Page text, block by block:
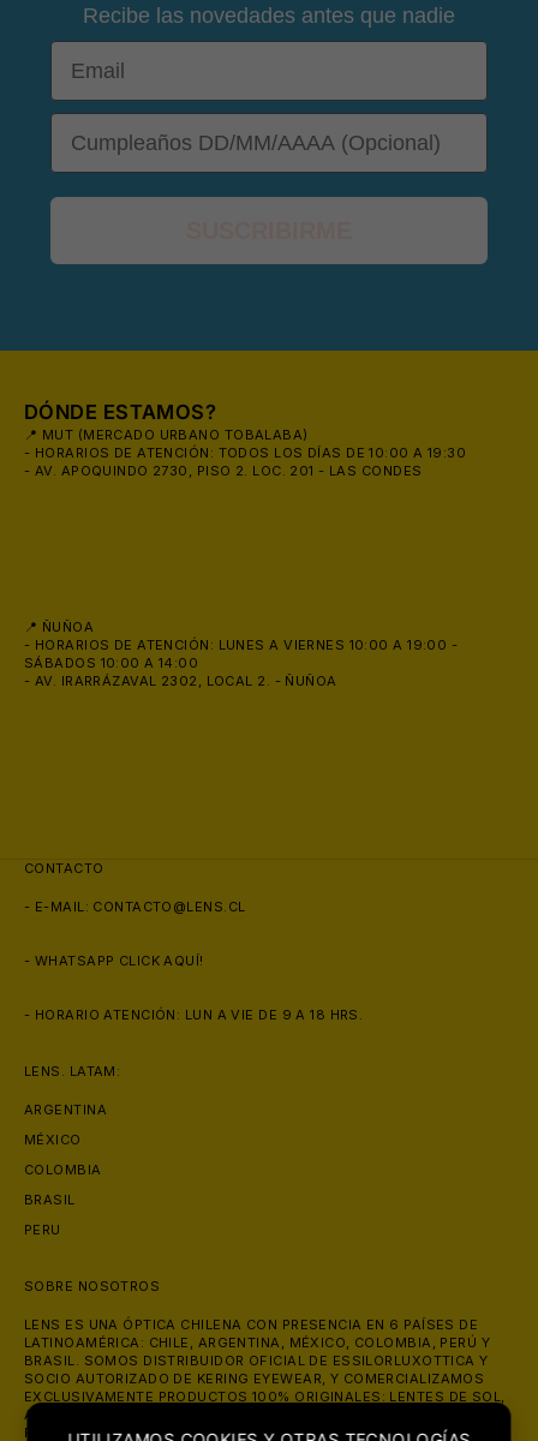
Recibe las novedades antes que nadie
Email
DOB
DÓNDE ESTAMOS?
📍 MUT (MERCADO URBANO TOBALABA)
- HORARIOS DE ATENCIÓN: TODOS LOS DÍAS DE 10:00 A 19:30
- AV. APOQUINDO 2730, PISO 2. LOC. 201 - LAS CONDES
📍 ÑUÑOA
- HORARIOS DE ATENCIÓN: LUNES A VIERNES 10:00 A 19:00 -
SÁBADOS 10:00 A 14:00
- AV. IRARRÁZAVAL 2302, LOCAL 2. - ÑUÑOA
CONTACTO
- E-MAIL: CONTACTO@LENS.CL
- WHATSAPP CLICK AQUÍ!
- HORARIO ATENCIÓN: LUN A VIE DE 9 A 18 HRS.
LENS. LATAM:
ARGENTINA
MÉXICO
COLOMBIA
BRASIL
PERU
SOBRE NOSOTROS
LENS ES UNA ÓPTICA CHILENA CON PRESENCIA EN 6 PAÍSES DE
LATINOAMÉRICA: CHILE, ARGENTINA, MÉXICO, COLOMBIA, PERÚ Y
BRASIL. SOMOS DISTRIBUIDOR OFICIAL DE ESSILORLUXOTTICA Y
SOCIO AUTORIZADO DE KERING EYEWEAR, Y COMERCIALIZAMOS
EXCLUSIVAMENTE PRODUCTOS 100% ORIGINALES: LENTES DE SOL,
ANTEOJOS ÓPTICOS Y LENTES DE CONTACTO DE MARCAS COMO
RAY-BAN, OAKLEY, PRADA, GUCCI Y VERSACE. ATENDEMOS ONLINE